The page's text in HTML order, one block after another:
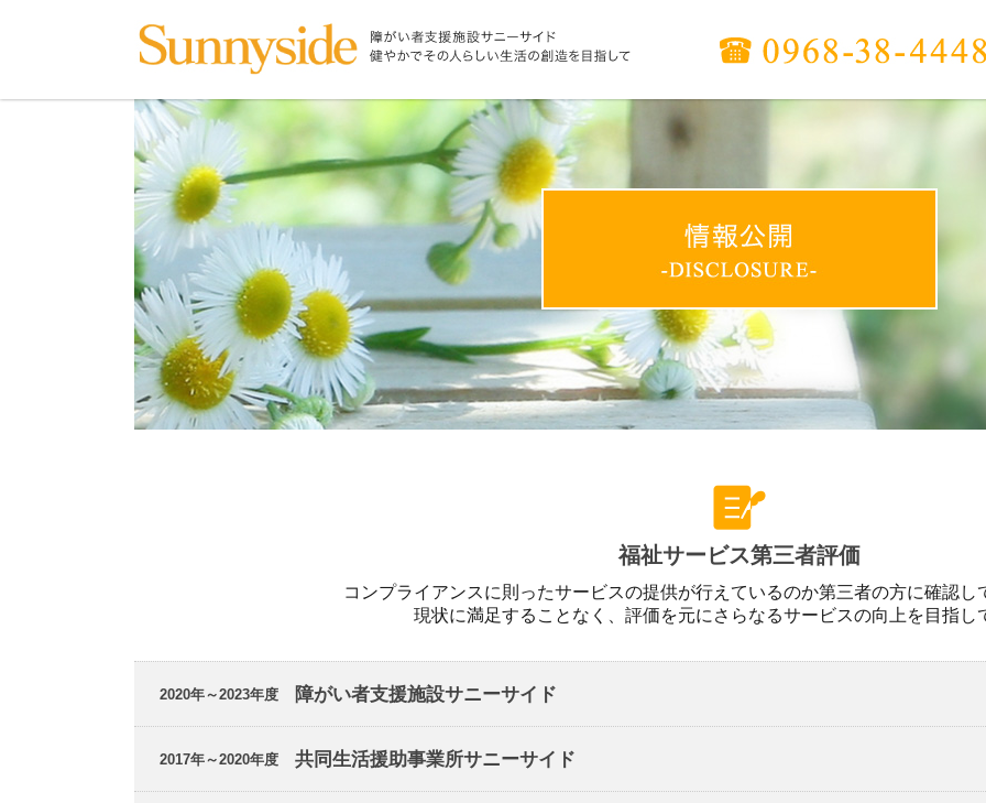
福祉サービス第三者評価
コンプライアンスに則ったサービスの提供が行えているのか第三者の方に確認し
現状に満足することなく、評価を元にさらなるサービスの向上を目指し
2020年～2023年度 障がい者支援施設サニーサイド
2017年～2020年度 共同生活援助事業所サニーサイド